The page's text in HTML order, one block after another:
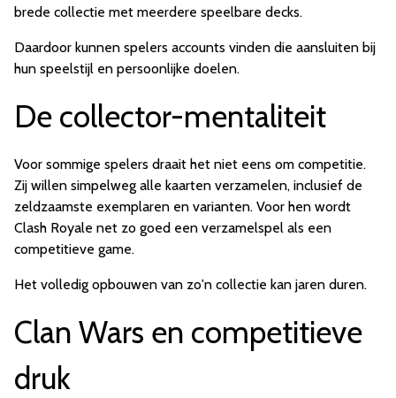
brede collectie met meerdere speelbare decks.
Daardoor kunnen spelers accounts vinden die aansluiten bij
hun speelstijl en persoonlijke doelen.
De collector-mentaliteit
Voor sommige spelers draait het niet eens om competitie.
Zij willen simpelweg alle kaarten verzamelen, inclusief de
zeldzaamste exemplaren en varianten. Voor hen wordt
Clash Royale net zo goed een verzamelspel als een
competitieve game.
Het volledig opbouwen van zo'n collectie kan jaren duren.
Clan Wars en competitieve
druk